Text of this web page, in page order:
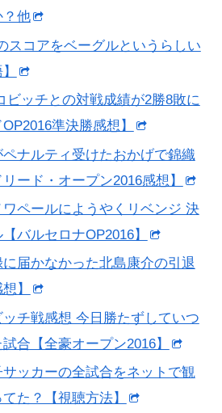
？他
スコアをベーグルというらしい
ビッチとの対戦成績が2勝8敗に
準決勝感想】
ナルティ受けたおかげで錦織
ード・オープン2016感想】
ペールにようやくリベンジ 決
バルセロナOP2016】
届かなかった北島康介の引退
】
チ戦感想 今日勝たずしていつ
合【全豪オープン2016】
ッカーの全試合をネットで観
た？【視聴方法】